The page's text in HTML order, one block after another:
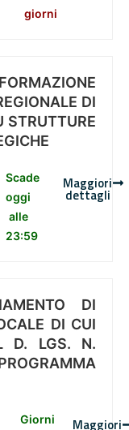
giorni
DI
STRUTTURE
Scade
oggi
alle
23:59
Maggiori
dettagli
DI
DI CUI
D. LGS. N.
Giorni
Maggiori